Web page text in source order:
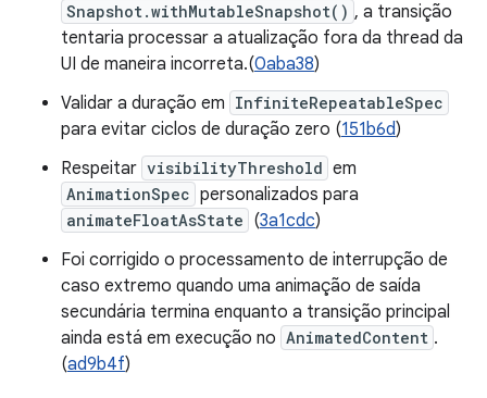
Snapshot.withMutableSnapshot() , a transição
tentaria processar a atualização fora da thread da
UI de maneira incorreta.(0aba38)
Validar a duração em InfiniteRepeatableSpec
para evitar ciclos de duração zero (151b6d)
Respeitar visibilityThreshold em
AnimationSpec personalizados para
animateFloatAsState (3a1cdc)
Foi corrigido o processamento de interrupção de
caso extremo quando uma animação de saída
secundária termina enquanto a transição principal
ainda está em execução no AnimatedContent .
(ad9b4f)